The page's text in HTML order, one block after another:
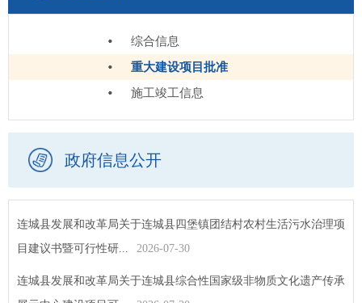
综合信息
重大建设项目批准
施工竣工信息
政府信息公开
连城县发展和改革局关于连城县四堡镇团结村农村生活污水治理项
目建议书暨可行性研...
2026-07-30
连城县发展和改革局关于连城县综合性国家级非物质文化遗产传承